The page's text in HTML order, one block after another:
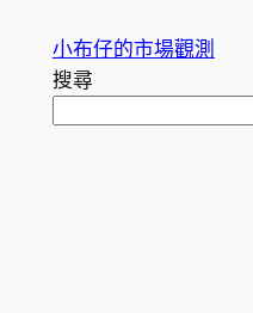
小布仔的市場觀測
搜尋